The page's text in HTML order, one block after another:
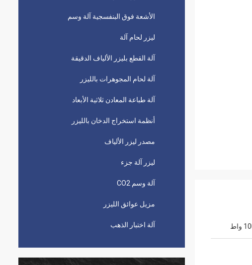
الأشعة فوق البنفسجية آلة وسم
ليزر لحام آلة
آلة القطع بليزر الألياف الدقيقة
آلة لحام المجوهرات بالليزر
آلة طباعة المعادن ثلاثية الأبعاد
أنظمة استخراج الدخان بالليزر
مصدر ليزر الألياف
ليزر آلة جزء
آلة وسم CO2
مزيل عوائق الليزر
آلة اختبار الذهب